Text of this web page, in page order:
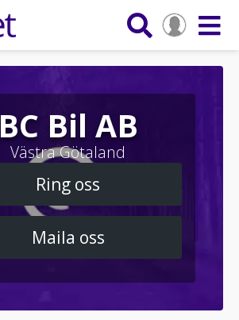
BC Bil AB
Västra Götaland
Ring oss
Maila oss